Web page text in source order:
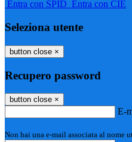
Entra con SPID Entra con CIE
Seleziona utente
button close ×
Recupero password
button close ×
E-
Non hai una e-mail associata al nome